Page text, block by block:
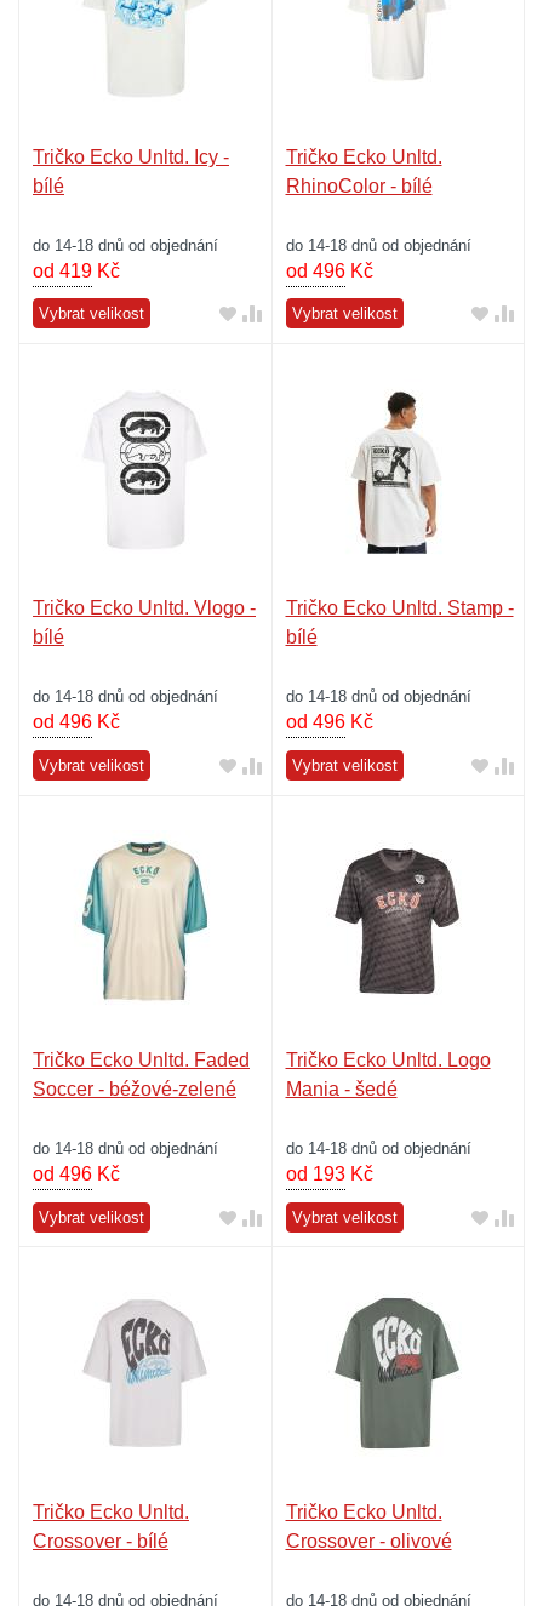
Tričko Ecko Unltd. Icy -
bílé
do 14-18 dnů od objednání
od 419 Kč
Vybrat velikost
Tričko Ecko Unltd.
RhinoColor - bílé
do 14-18 dnů od objednání
od 496Kč
Vybrat velikost
Tričko Ecko Unltd. Vlogo -
bílé
do 14-18 dnů od objednání
od 496 Kč
Vybrat velikost
Tričko Ecko Unltd. Stamp -
bílé
do 14-18 dnů od objednání
od 496Kč
Vybrat velikost
Tričko Ecko Unltd. Faded
Soccer - béžové-zelené
do 14-18 dnů od objednání
od 496 Kč
Vybrat velikost
Tričko Ecko Unltd. Logo
Mania - šedé
do 14-18 dnů od objednání
od 193Kč
Vybrat velikost
Tričko Ecko Unltd.
Crossover - bílé
do 14-18 dnů od objednání
Tričko Ecko Unltd.
Crossover - olivové
do 14-18 dnů od objednání